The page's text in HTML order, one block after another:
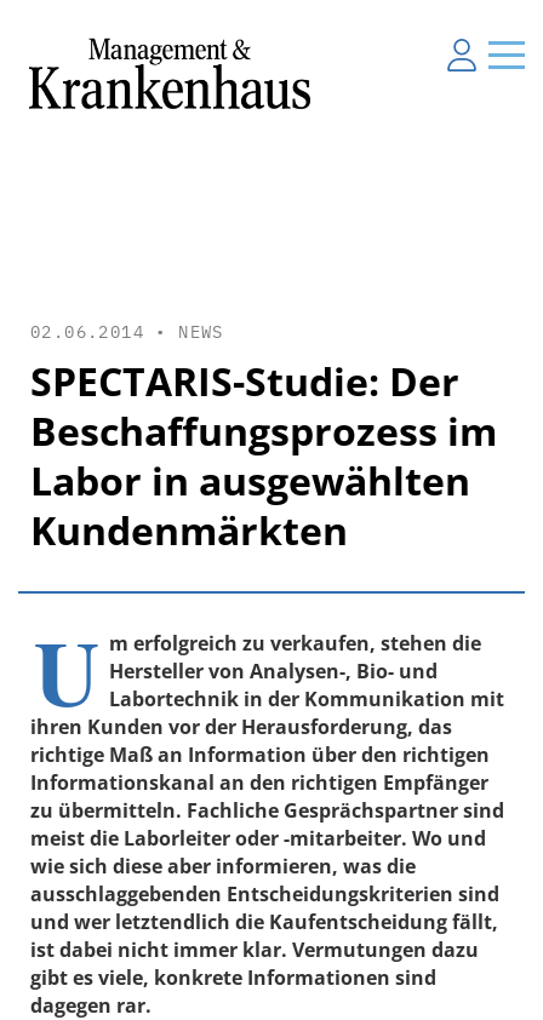
02.06.2014 • NEWS
SPECTARIS-Studie: Der
Beschaffungsprozess im
Labor in ausgewählten
Kundenmärkten
U m erfolgreich zu verkaufen, stehen die
Hersteller von Analysen-, Bio- und
Labortechnik in der Kommunikation mit
ihren Kunden vor der Herausforderung, das
richtige Maß an Information über den richtigen
Informationskanal an den richtigen Empfänger
zu übermitteln. Fachliche Gesprächspartner sind
meist die Laborleiter oder -mitarbeiter. Wo und
wie sich diese aber informieren, was die
ausschlaggebenden Entscheidungskriterien sind
und wer letztendlich die Kaufentscheidung fällt,
ist dabei nicht immer klar. Vermutungen dazu
gibt es viele, konkrete Informationen sind
dagegen rar.